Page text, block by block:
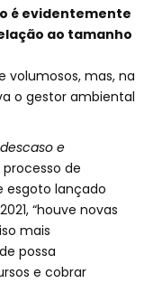
é evidentemente
ao tamanho
volumosos, mas, na
o gestor ambiental
e
de
esgoto lançado
“houve novas
mais
possa
e cobrar